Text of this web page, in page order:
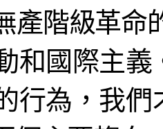
產階級革
和國際主
行為，我